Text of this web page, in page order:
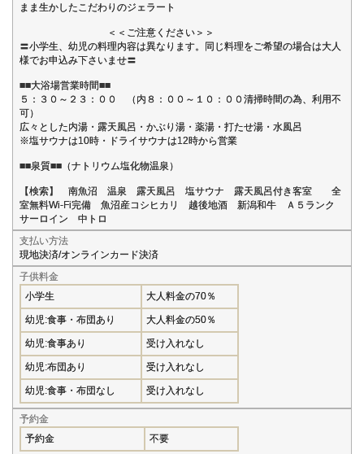
まま生かしたこだわりのジェラート
＜＜ご注意ください＞＞
〓小学生、幼児の料理内容は異なります。同じ料理をご希望の場合は大人
様でお申込み下さいませ〓
■■大浴場営業時間■■
５：３０～２３：００ （内８：００～１０：００清掃時間の為、利用不
可）
広々とした内湯・露天風呂・かぶり湯・薬湯・打たせ湯・水風呂
※塩サウナは10時・ドライサウナは12時から営業
■■泉質■■（ナトリウム塩化物温泉）
【検索】 南魚沼 温泉 露天風呂 塩サウナ 露天風呂付き客室 全
室無料Wi-Fi完備 魚沼産コシヒカリ 越後地酒 新潟和牛 Ａ５ランク
サーロイン 中トロ
支払い方法
現地決済/オンラインカード決済
子供料金
小学生
大人料金の70％
幼児:食事・布団あり 大人料金の50％
幼児:食事あり 受け入れなし
幼児:布団あり 受け入れなし
幼児:食事・布団なし 受け入れなし
予約金
予約金
不要